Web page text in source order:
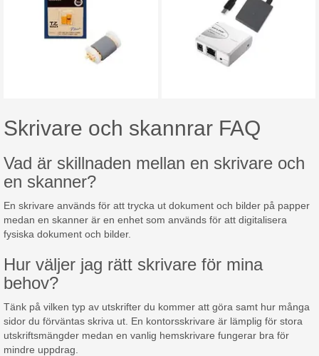
Skrivare och skannrar FAQ
Vad är skillnaden mellan en skrivare och
en skanner?
En skrivare används för att trycka ut dokument och bilder på papper
medan en skanner är en enhet som används för att digitalisera
fysiska dokument och bilder.
Hur väljer jag rätt skrivare för mina
behov?
Tänk på vilken typ av utskrifter du kommer att göra samt hur många
sidor du förväntas skriva ut. En kontorsskrivare är lämplig för stora
utskriftsmängder medan en vanlig hemskrivare fungerar bra för
mindre uppdrag.